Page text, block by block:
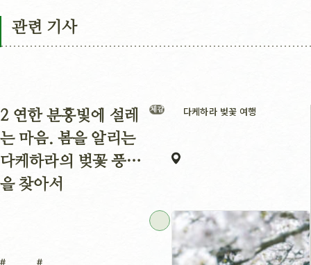
관련 기사
2 연한 분홍빛에 설레
는 마음. 봄을 알리는
다케하라의 벚꽃 풍경
을 찾아서
체감 다케하라 벚꽃 여행